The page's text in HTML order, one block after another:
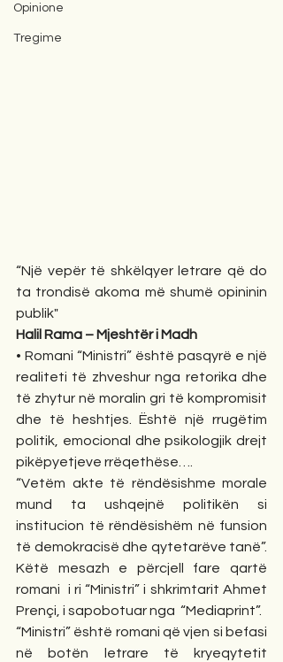
Opinione
Tregime
“Një vepër të shkëlqyer letrare që do
ta trondisë akoma më shumë opininin
publik"
Halil Rama – Mjeshtër i Madh
• Romani “Ministri” është pasqyrë e një
realiteti të zhveshur nga retorika dhe
të zhytur në moralin gri të kompromisit
dhe të heshtjes. Është një rrugëtim
politik, emocional dhe psikologjik drejt
pikëpyetjeve rrëqethëse….
“Vetëm akte të rëndësishme morale
mund ta ushqejnë politikën si
institucion të rëndësishëm në funsion
të demokracisë dhe qytetarëve tanë”.
Këtë mesazh e përcjell fare qartë
romani  i ri “Ministri” i shkrimtarit Ahmet
Prençi, i sapobotuar nga  “Mediaprint”.
“Ministri” është romani që vjen si befasi
në botën letrare të kryeqytetit